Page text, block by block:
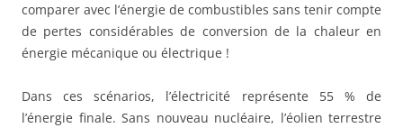
comparer avec l’énergie de combustibles sans tenir compte
de pertes considérables de conversion de la chaleur en
énergie mécanique ou électrique !
Dans ces scénarios, l’électricité représente 55 % de
l’énergie finale. Sans nouveau nucléaire, l’éolien terrestre